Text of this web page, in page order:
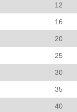
12
16
20
25
30
35
40